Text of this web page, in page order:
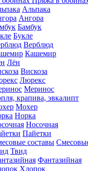
Альпака
Ангора
Бамбук
Букле
Верблюд
Кашемир
Лён
Вискоза
Люрекс
Меринос
крапива, эвкалипт
Мохер
Норка
Носочная
Пайетки
Твид
Фантазийная
Хлопок